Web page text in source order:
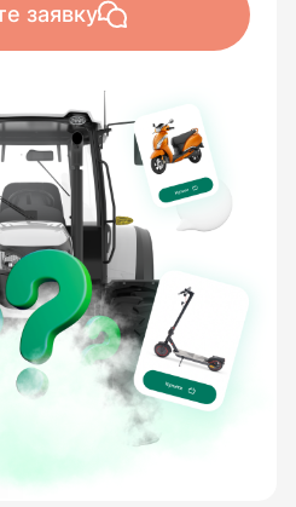
заявку